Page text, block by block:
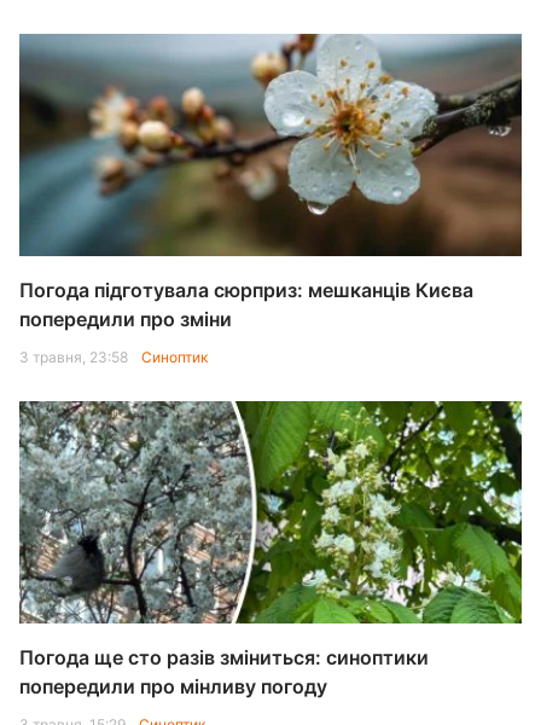
Погода підготувала сюрприз: мешканців Києва
попередили про зміни
3 травня, 23:58 Синоптик
Погода ще сто разів зміниться: синоптики
попередили про мінливу погоду